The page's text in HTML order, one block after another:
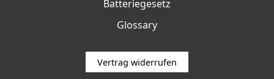
Batteriegesetz
Glossary
Vertrag widerrufen